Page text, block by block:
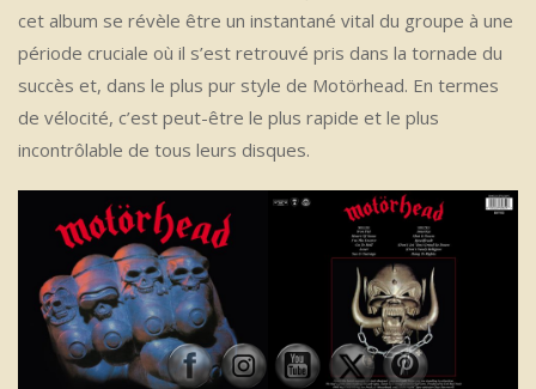
cet album se révèle être un instantané vital du groupe à une
période cruciale où il s’est retrouvé pris dans la tornade du
succès et, dans le plus pur style de Motörhead. En termes
de vélocité, c’est peut-être le plus rapide et le plus
incontrôlable de tous leurs disques.